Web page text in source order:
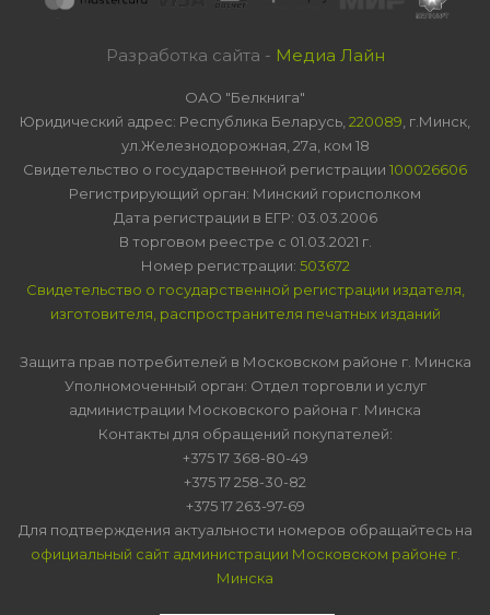
Разработка сайта - Медиа Лайн
ОАО "Белкнига"
Юридический адрес: Республика Беларусь, 220089 , г.Минск,
ул.Железнодорожная, 27а, ком 18
Свидетельство о государственной регистрации 100026606
Регистрирующий орган: Минский горисполком
Дата регистрации в ЕГР: 03.03.2006
В торговом реестре с 01.03.2021 г.
Номер регистрации: 503672
Свидетельство о государственной регистрации издателя,
изготовителя, распространителя печатных изданий
Защита прав потребителей в Московском районе г. Минска
Уполномоченный орган: Отдел торговли и услуг
администрации Московского района г. Минска
Контакты для обращений покупателей:
+375 17 368-80-49
+375 17 258-30-82
+375 17 263-97-69
Для подтверждения актуальности номеров обращайтесь на
официальный сайт администрации Московском районе г.
Минска